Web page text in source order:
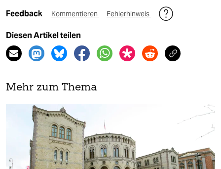
Feedback Kommentieren Fehlerhinweis
Diesen Artikel teilen
Mehr zum Thema